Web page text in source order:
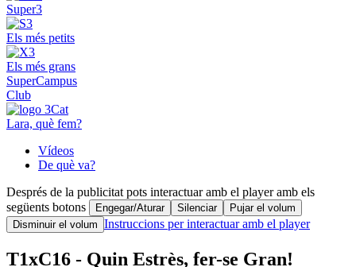
Super3
Els més petits
Els més grans
SuperCampus
Club
Lara, què fem?
Vídeos
De què va?
Després de la publicitat pots interactuar amb el player amb els
següents botons
Engegar/Aturar Silenciar
Pujar el volum
Disminuir el volum Instruccions per interactuar amb el player
T1xC16 - Quin Estrès, fer-se Gran!